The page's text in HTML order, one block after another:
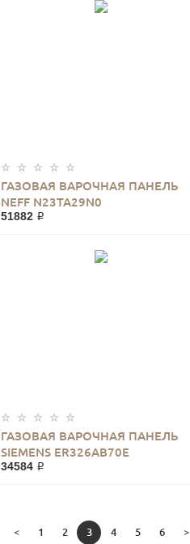
ГАЗОВАЯ ВАРОЧНАЯ ПАНЕЛЬ
NEFF N23TA29N0
51882 ₽
ГАЗОВАЯ ВАРОЧНАЯ ПАНЕЛЬ
SIEMENS ER326AB70E
34584 ₽
< 1 2 3 4 5 6 >